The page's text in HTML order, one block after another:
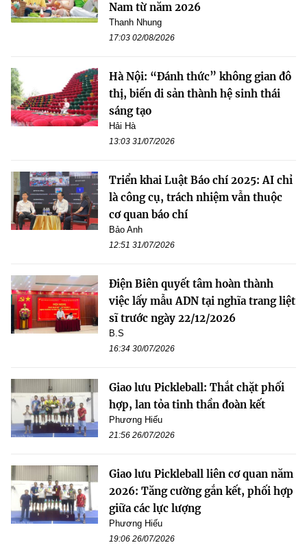
Nam từ năm 2026
Thanh Nhung
17:03 02/08/2026
Hà Nội: “Đánh thức” không gian đô
thị, biến di sản thành hệ sinh thái
sáng tạo
Hải Hà
13:03 31/07/2026
Triển khai Luật Báo chí 2025: AI chỉ
là công cụ, trách nhiệm vẫn thuộc
cơ quan báo chí
Bảo Anh
12:51 31/07/2026
Điện Biên quyết tâm hoàn thành
việc lấy mẫu ADN tại nghĩa trang liệt
sĩ trước ngày 22/12/2026
B.S
16:34 30/07/2026
Giao lưu Pickleball: Thắt chặt phối
hợp, lan tỏa tinh thần đoàn kết
Phương Hiếu
21:56 26/07/2026
Giao lưu Pickleball liên cơ quan năm
2026: Tăng cường gắn kết, phối hợp
giữa các lực lượng
Phương Hiếu
19:06 26/07/2026